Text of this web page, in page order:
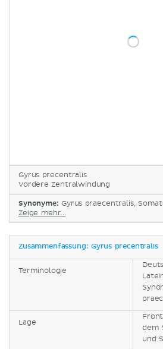
Gyrus precentralis
Vordere Zentralwindung
Synonyme: Gyrus praecentralis,
Zeige mehr...
Zusammenfassung: Gyrus precentralis
Terminologie
Lage
dem
und